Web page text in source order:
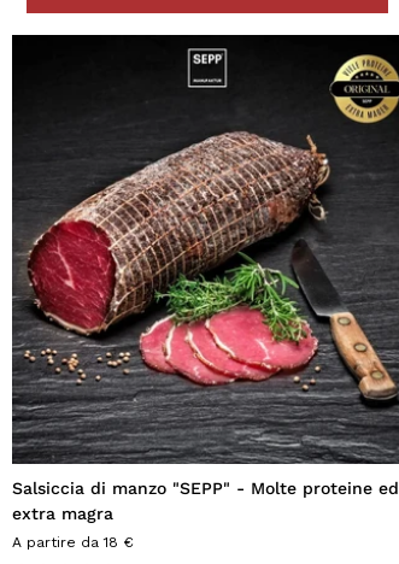
Salsiccia di manzo "SEPP" - Molte proteine ed
extra magra
A partire da 18 €